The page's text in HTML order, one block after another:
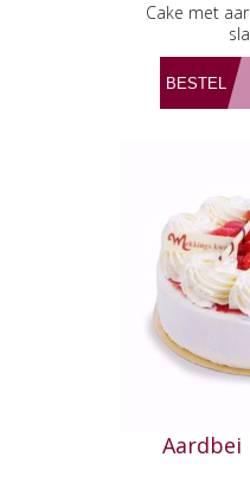
Cake met